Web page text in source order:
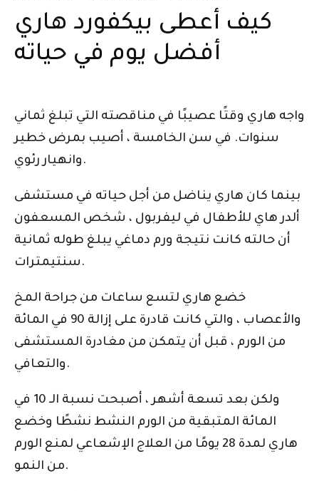
كيف أعطى بيكفورد هاري
أفضل يوم في حياته
واجه هاري وقتًا عصيبًا في مناقصته التي تبلغ ثماني
سنوات. في سن الخامسة ، أصيب بمرض خطير
وانهيار رئوي.
بينما كان هاري يناضل من أجل حياته في مستشفى
ألدر هاي للأطفال في ليفربول ، شخص المسعفون
أن حالته كانت نتيجة ورم دماغي يبلغ طوله ثمانية
سنتيمترات.
خضع هاري لتسع ساعات من جراحة المخ
والأعصاب ، والتي كانت قادرة على إزالة 90 في المائة
من الورم ، قبل أن يتمكن من مغادرة المستشفى
والتعافي.
ولكن بعد تسعة أشهر ، أصبحت نسبة الـ 10 في
المائة المتبقية من الورم النشط نشطًا وخضع
هاري لمدة 28 يومًا من العلاج الإشعاعي لمنع الورم
من النمو.